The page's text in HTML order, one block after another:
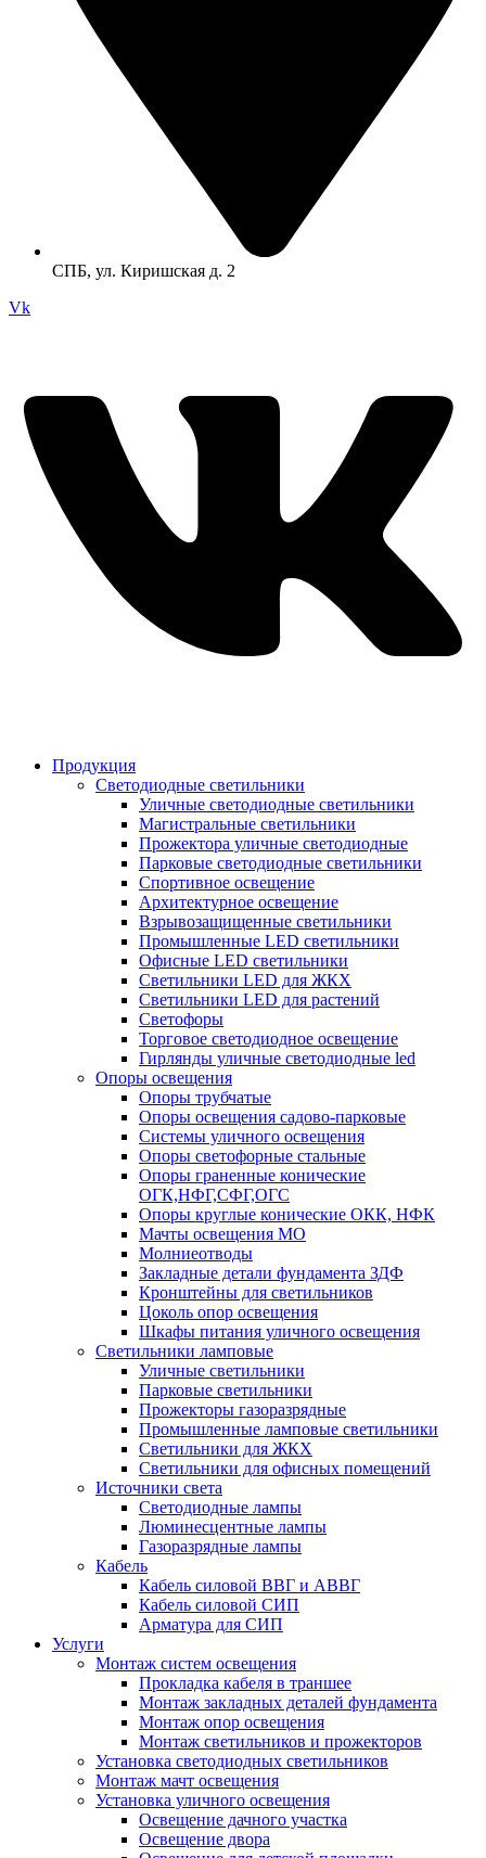
СПБ, ул. Киришская д. 2
Vk
Продукция
Светодиодные светильники
Уличные светодиодные светильники
Магистральные светильники
Прожектора уличные светодиодные
Парковые светодиодные светильники
Спортивное освещение
Архитектурное освещение
Взрывозащищенные светильники
Промышленные LED светильники
Офисные LED светильники
Cветильники LED для ЖКХ
Светильники LED для растений
Светофоры
Торговое светодиодное освещение
Гирлянды уличные светодиодные led
Опоры освещения
Опоры трубчатые
Опоры освещения садово-парковые
Системы уличного освещения
Опоры светофорные стальные
Опоры граненные конические
ОГК,НФГ,СФГ,ОГС
Опоры круглые конические ОКК, НФК
Мачты освещения МО
Молниеотводы
Закладные детали фундамента ЗДФ
Кронштейны для светильников
Цоколь опор освещения
Шкафы питания уличного освещения
Светильники ламповые
Уличные светильники
Парковые светильники
Прожекторы газоразрядные
Промышленные ламповые светильники
Светильники для ЖКХ
Светильники для офисных помещений
Источники света
Светодиодные лампы
Люминесцентные лампы
Газоразрядные лампы
Кабель
Кабель силовой ВВГ и АВВГ
Кабель силовой СИП
Арматура для СИП
Услуги
Монтаж систем освещения
Прокладка кабеля в траншее
Монтаж закладных деталей фундамента
Монтаж опор освещения
Монтаж светильников и прожекторов
Установка светодиодных светильников
Монтаж мачт освещения
Установка уличного освещения
Освещение дачного участка
Освещение двора